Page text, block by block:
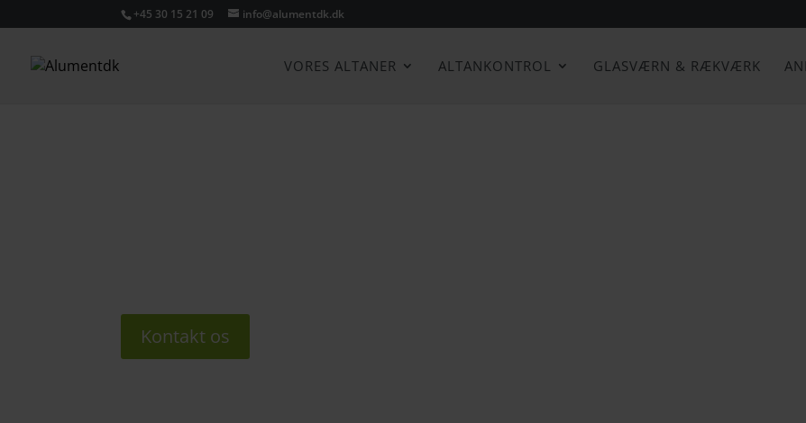
+45 30 15 21 09 info@alumentdk.dk
VORES ALTANER ALTANKONTROL GLASVÆRN & RÆKVÆRK
Kontakt os